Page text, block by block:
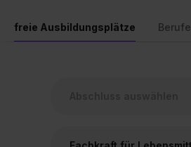
freie Ausbildungsplätze Berufe